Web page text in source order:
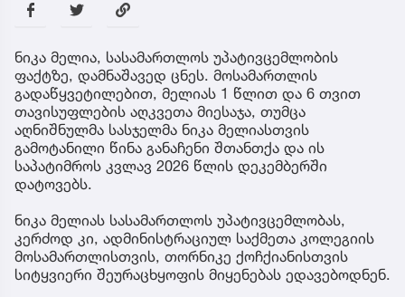
ნიკა მელია, სასამართლოს უპატივცემლობის
ფაქტზე, დამნაშავედ ცნეს. მოსამართლის
გადაწყვეტილებით, მელიას 1 წლით და 6 თვით
თავისუფლების აღკვეთა მიესაჯა, თუმცა
აღნიშნულმა სასჯელმა ნიკა მელიასთვის
გამოტანილი წინა განაჩენი შთანთქა და ის
საპატიმროს კვლავ 2026 წლის დეკემბერში
დატოვებს.
ნიკა მელიას სასამართლოს უპატივცემლობას,
კერძოდ კი, ადმინისტრაციულ საქმეთა კოლეგიის
მოსამართლისთვის, თორნიკე ქოჩქიანისთვის
სიტყვიერი შეურაცხყოფის მიყენებას ედავებოდნენ.